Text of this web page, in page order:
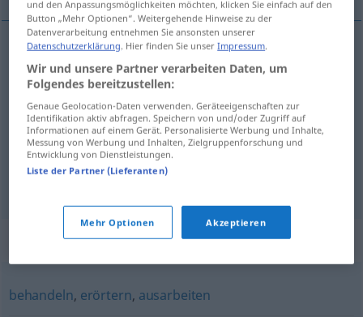
megbeszél besprechen
megtárgyal besprechen
ismertet besprechen Buch
besprechen
Synonyme für "besprechen"
behandeln, erörtern, ausarbeiten
und den Anpassungsmöglichkeiten möchten, klicken Sie einfach auf den
Button „Mehr Optionen“. Weitergehende Hinweise zu der
Datenverarbeitung entnehmen Sie ansonsten unserer
Datenschutzerklärung. Hier finden Sie unserImpressum.
Wir und unsere Partner verarbeiten Daten, um
Folgendes bereitzustellen:
Genaue Geolocation-Daten verwenden. Geräteeigenschaften zur
Identifikation aktiv abfragen. Speichern von und/oder Zugriff auf
Informationen auf einem Gerät. Personalisierte Werbung und Inhalte,
Messung von Werbung und Inhalten, Zielgruppenforschung und
Entwicklung von Dienstleistungen.
Liste der Partner (Lieferanten)
Mehr Optionen Akzeptieren